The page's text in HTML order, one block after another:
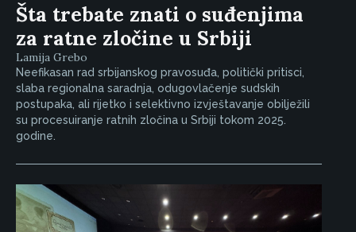
Šta trebate znati o suđenjima
za ratne zločine u Srbiji
Lamija Grebo
Neefikasan rad srbijanskog pravosuđa, politički pritisci,
slaba regionalna saradnja, odugovlačenje sudskih
postupaka, ali rijetko i selektivno izvještavanje obilježili
su procesuiranje ratnih zločina u Srbiji tokom 2025.
godine.